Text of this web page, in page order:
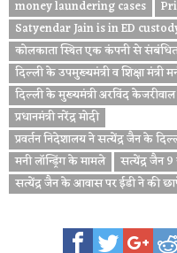
money laundering cases
Satyendar Jain is in ED
कोलकाता स्थित एक कंपनी से
दिल्ली के उपमुख्यमंत्री व शिक्षा मंत्री
दिल्ली के मुख्यमंत्री अरविंद केजरीवाल
प्रधानमंत्री नरेंद्र मोदी
प्रवर्तन निदेशालय ने सत्येंद्र जैन के
मनी लॉन्ड्रिंग के मामले
सत्येंद्र जैन
सत्येंद्र जैन के आवास पर ईडी ने की